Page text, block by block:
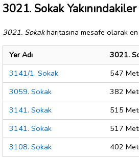
3021. Sokak Yakınındakiler
3021. Sokakharitasına mesafe olarak en
Yer Adı
3021.
3141/1. Sokak
547
3059. Sokak
382
3141. Sokak
515
3141. Sokak
517
3108. Sokak
402